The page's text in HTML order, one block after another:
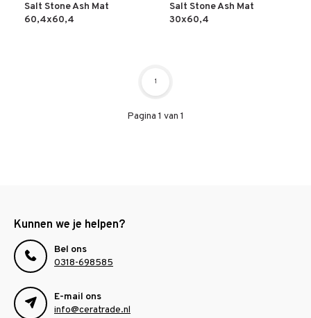
Salt Stone Ash Mat
60,4x60,4
Salt Stone Ash Mat
30x60,4
Pagina 1 van 1
1
Kunnen we je helpen?
Bel ons
0318-698585
E-mail ons
info@ceratrade.nl